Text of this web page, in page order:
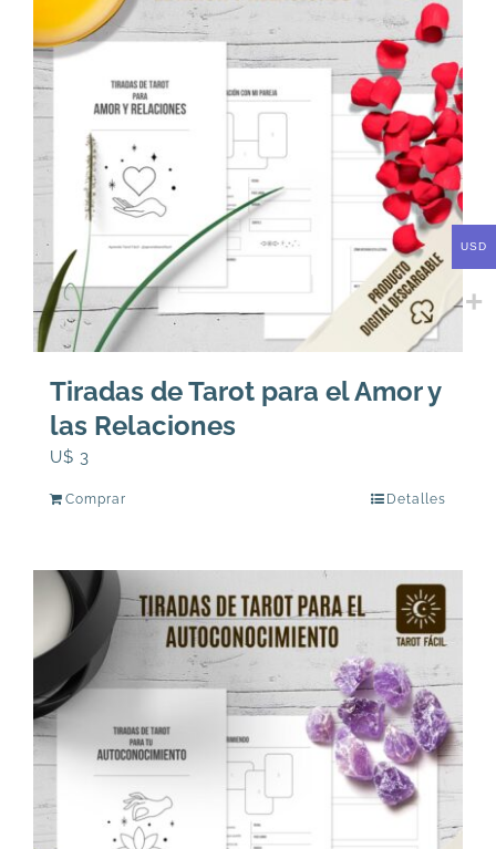
Tiradas de Tarot para el Amor y
las Relaciones
U$ 3
Comprar Detalles
USD